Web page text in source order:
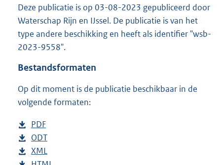
s
g
r
o
:
Deze publicatie is op 03-08-2023 gepubliceerd door
Waterschap Rijn en IJssel. De publicatie is van het
type andere beschikking en heeft als identifier "wsb-
2023-9558".
Bestandsformaten
Op dit moment is de publicatie beschikbaar in de
volgende formaten:
D
o
w
PDF
e
s
D
o
ODT
D
XML